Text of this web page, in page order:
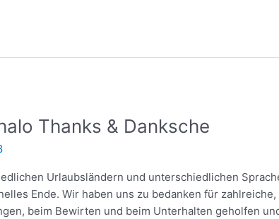
Thanks & Danksche
Urlaubsländern und unterschiedlichen
Ende. Wir haben uns zu bedanken für
beim Bewirten und beim Unterhalten geholfen